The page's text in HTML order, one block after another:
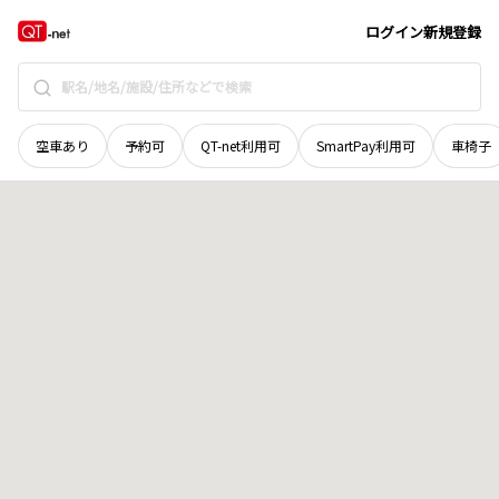
ログイン新規登録
空車あり 予約可 QT-net利用可 SmartPay利用可 車椅子
広島県